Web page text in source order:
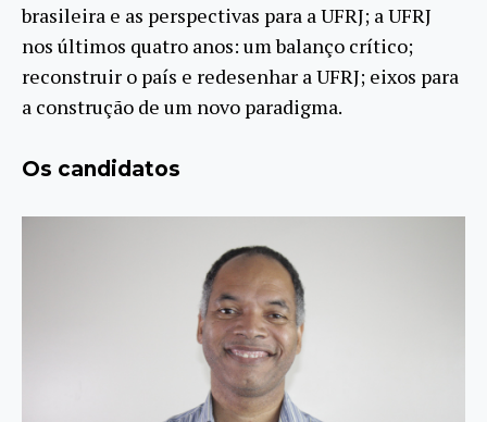
brasileira e as perspectivas para a UFRJ; a UFRJ
nos últimos quatro anos: um balanço crítico;
reconstruir o país e redesenhar a UFRJ; eixos para
a construção de um novo paradigma.
Os candidatos